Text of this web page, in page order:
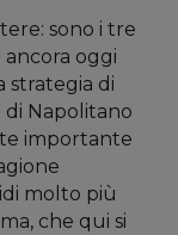
sono i tre
oggi
strategia di
di Napolitano
importante
molto più
che qui si